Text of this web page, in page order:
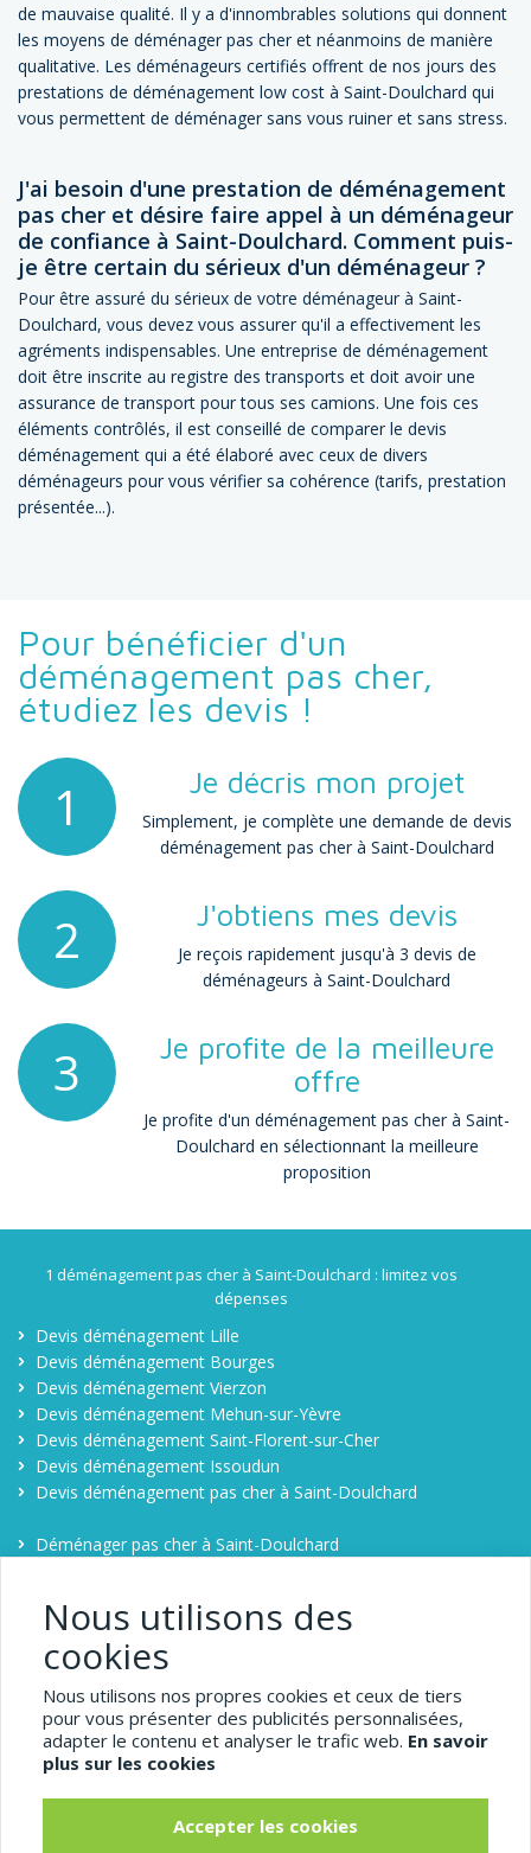
de mauvaise qualité. Il y a d'innombrables solutions qui donnent
les moyens de déménager pas cher et néanmoins de manière
qualitative. Les déménageurs certifiés offrent de nos jours des
prestations de déménagement low cost à Saint-Doulchard qui
vous permettent de déménager sans vous ruiner et sans stress.
J'ai besoin d'une prestation de déménagement
pas cher et désire faire appel à un déménageur
de confiance à Saint-Doulchard. Comment puis-
je être certain du sérieux d'un déménageur ?
Pour être assuré du sérieux de votre déménageur à Saint-
Doulchard, vous devez vous assurer qu'il a effectivement les
agréments indispensables. Une entreprise de déménagement
doit être inscrite au registre des transports et doit avoir une
assurance de transport pour tous ses camions. Une fois ces
éléments contrôlés, il est conseillé de comparer le devis
déménagement qui a été élaboré avec ceux de divers
déménageurs pour vous vérifier sa cohérence (tarifs, prestation
présentée...).
Pour bénéficier d'un
déménagement pas cher,
étudiez les devis !
1 Je décris mon projet
Simplement, je complète une demande de devis
déménagement pas cher à Saint-Doulchard
2 J'obtiens mes devis
Je reçois rapidement jusqu'à 3 devis de
déménageurs à Saint-Doulchard
3
Je profite de la meilleure
offre
Je profite d'un déménagement pas cher à Saint-
Doulchard en sélectionnant la meilleure
proposition
1 déménagement pas cher à Saint-Doulchard : limitez vos
dépenses
Devis déménagement Lille
Devis déménagement Bourges
Devis déménagement Vierzon
Devis déménagement Mehun-sur-Yèvre
Devis déménagement Saint-Florent-sur-Cher
Devis déménagement Issoudun
Devis déménagement pas cher à Saint-Doulchard
Déménager pas cher à Saint-Doulchard
1-demenagement-pas-
cher.com
Saint-Doulchard
Pour obtenir un déménagement pas cher, comparez
Nous utilisons des
cookies
Nous utilisons nos propres cookies et ceux de tiers
pour vous présenter des publicités personnalisées,
adapter le contenu et analyser le trafic web. En savoir
plus sur les cookies
Accepter les cookies